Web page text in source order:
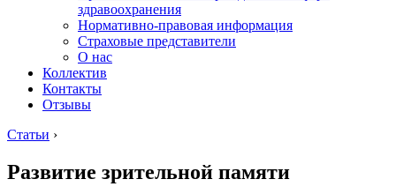
здравоохранения
Нормативно-правовая информация
Страховые представители
О нас
Коллектив
Контакты
Отзывы
Статьи ›
Развитие зрительной памяти